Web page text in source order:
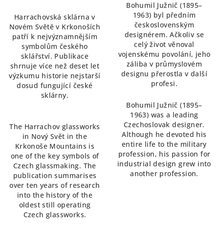
Harrachovská sklárna v
Novém Světě v Krkonoších
patří k nejvýznamnějším
symbolům českého
sklářství. Publikace
shrnuje více než deset let
výzkumu historie nejstarší
dosud fungující české
sklárny.
The Harrachov glassworks
in Nový Svět in the
Krkonoše Mountains is
one of the key symbols of
Czech glassmaking. The
publication summarises
over ten years of research
into the history of the
oldest still operating
Czech glassworks.
Bohumil Južnič (1895–
1963) byl předním
československým
designérem. Ačkoliv se
celý život věnoval
vojenskému povolání, jeho
záliba v průmyslovém
designu přerostla v další
profesi.
Bohumil Južnič (1895–
1963) was a leading
Czechoslovak designer.
Although he devoted his
entire life to the military
profession, his passion for
industrial design grew into
another profession.